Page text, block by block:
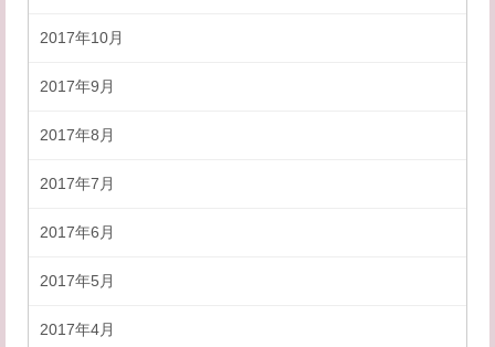
2017年10月
2017年9月
2017年8月
2017年7月
2017年6月
2017年5月
2017年4月